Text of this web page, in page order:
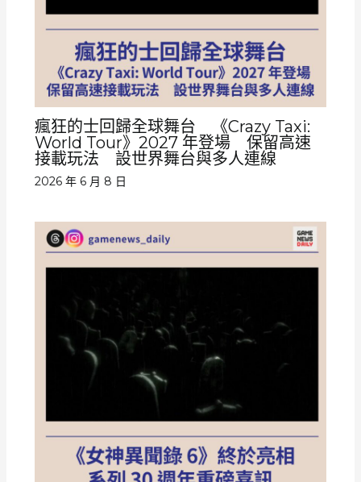
瘋狂的士回歸全球舞台 《Crazy Taxi:
World Tour》2027 年登場 保留高速
接載玩法 設世界舞台與多人連線
2026 年 6 月 8 日